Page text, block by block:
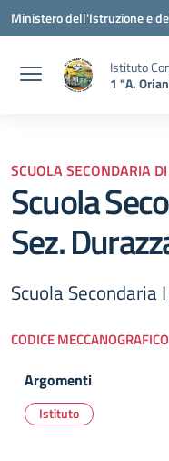
Vai ai contenuti
Vai al menu di navigazione
Vai al footer
Ministero dell'Istruzione e
Istituto
1 "A.
SCUOLA SECONDARIA
Scuola
Sez.
Scuola Secondaria
CODICE
Argomenti
Istituto